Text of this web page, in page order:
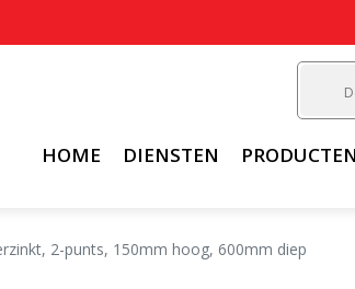
HOME DIENSTEN PRODUCTEN
2-punts, 150mm hoog, 600mm diep